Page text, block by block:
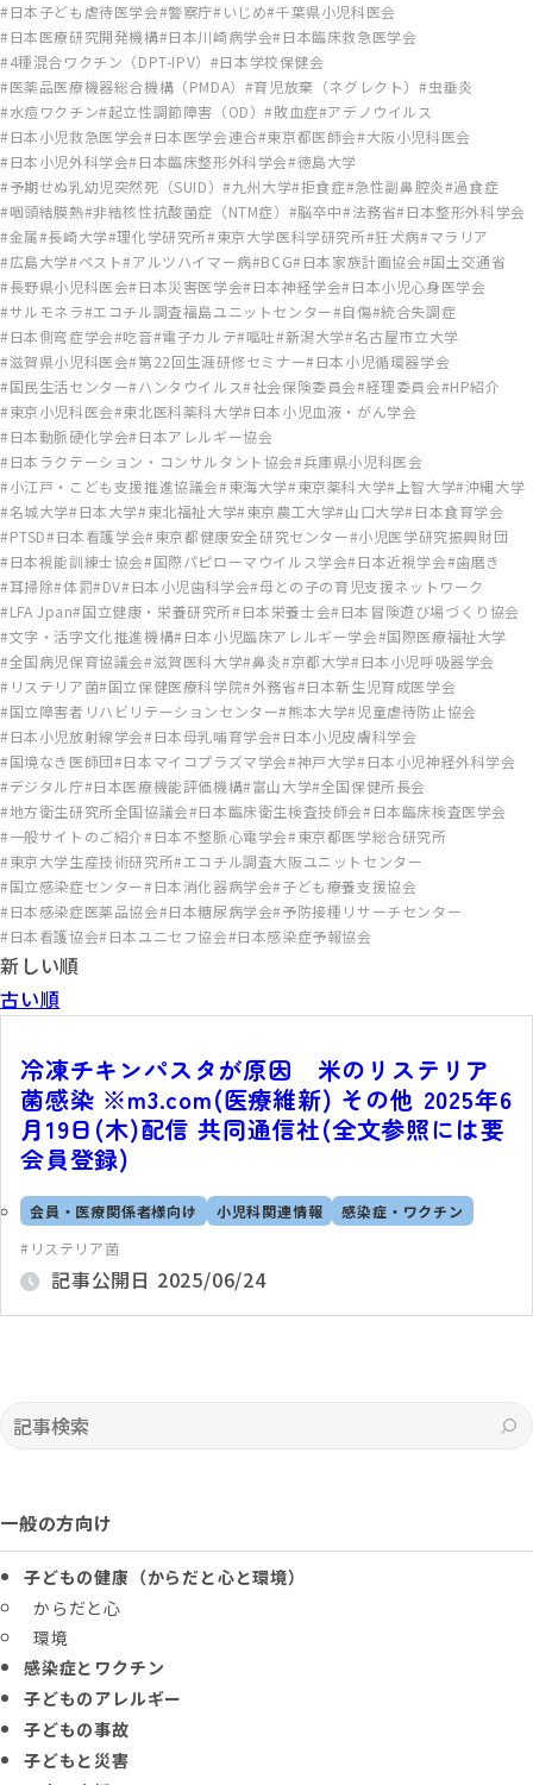
日本子ども虐待医学会 警察庁 いじめ 千葉県小児科医会
日本医療研究開発機構 日本川崎病学会 日本臨床救急医学会
4種混合ワクチン（DPT-IPV）
日本学校保健会
医薬品医療機器総合機構（PMDA）
育児放棄（ネグレクト） 虫垂炎
水痘ワクチン 起立性調節障害（OD） 敗血症 アデノウイルス
日本小児救急医学会 日本医学会連合 東京都医師会 大阪小児科医会
日本小児外科学会 日本臨床整形外科学会 徳島大学
予期せぬ乳幼児突然死（SUID） 九州大学 拒食症 急性副鼻腔炎 過食症
咽頭結膜熱 非結核性抗酸菌症（NTM症） 脳卒中 法務省 日本整形外科学会
金属 長崎大学 理化学研究所 東京大学医科学研究所 狂犬病 マラリア
広島大学 ペスト アルツハイマー病 BCG 日本家族計画協会 国土交通省
長野県小児科医会 日本災害医学会 日本神経学会 日本小児心身医学会
サルモネラ エコチル調査福島ユニットセンター 自傷 統合失調症
日本側弯症学会 吃音 電子カルテ 嘔吐 新潟大学 名古屋市立大学
滋賀県小児科医会 第22回生涯研修セミナー 日本小児循環器学会
国民生活センター ハンタウイルス 社会保険委員会 経理委員会 HP紹介
東京小児科医会 東北医科薬科大学 日本小児血液・がん学会
日本動脈硬化学会 日本アレルギー協会
日本ラクテーション・コンサルタント協会 兵庫県小児科医会
小江戸・こども支援推進協議会 東海大学 東京薬科大学 上智大学 沖縄大学
名城大学 日本大学 東北福祉大学 東京農工大学 山口大学 日本食育学会
PTSD 日本看護学会 東京都健康安全研究センター 小児医学研究振興財団
日本視能訓練士協会 国際パピローマウイルス学会 日本近視学会 歯磨き
耳掃除 体罰 DV 日本小児歯科学会 母との子の育児支援ネットワーク
LFA Jpan 国立健康・栄養研究所 日本栄養士会 日本冒険遊び場づくり協会
文字・活字文化推進機構 日本小児臨床アレルギー学会 国際医療福祉大学
全国病児保育協議会 滋賀医科大学 鼻炎 京都大学 日本小児呼吸器学会
リステリア菌 国立保健医療科学院 外務省 日本新生児育成医学会
国立障害者リハビリテーションセンター 熊本大学 児童虐待防止協会
日本小児放射線学会 日本母乳哺育学会 日本小児皮膚科学会
国境なき医師団
日本マイコプラズマ学会 神戸大学 日本小児神経外科学会
デジタル庁 日本医療機能評価機構 富山大学 全国保健所長会
地方衛生研究所全国協議会 日本臨床衛生検査技師会 日本臨床検査医学会
一般サイトのご紹介 日本不整脈心電学会 東京都医学総合研究所
東京大学生産技術研究所 エコチル調査大阪ユニットセンター
国立感染症センター 日本消化器病学会 子ども療養支援協会
日本感染症医薬品協会 日本糖尿病学会 予防接種リサーチセンター
日本看護協会 日本ユニセフ協会 日本感染症予報協会
新しい順
古い順
冷凍チキンパスタが原因 米のリステリア
菌感染 ※m3.com(医療維新) その他 2025年6
月19日(木)配信 共同通信社(全文参照には要
会員登録)
会員・医療関係者様向け 小児科関連情報
感染症・ワクチン
リステリア菌
記事公開日 2025/06/24
記事検索
一般の方向け
子どもの健康（からだと心と環境）
からだと心
環境
感染症とワクチン
子どものアレルギー
子どもの事故
子どもと災害